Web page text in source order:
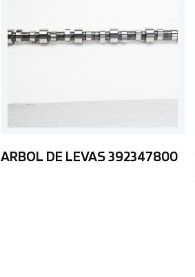
ARBOL DE LEVAS 392347800